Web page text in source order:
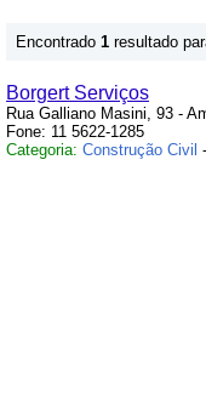
Encontrado 1 resultado
Borgert Serviços
Rua Galliano Masini, 93 -
Fone: 11 5622-1285
Categoria: Construção Civil -